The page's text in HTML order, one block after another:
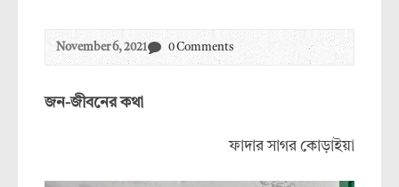
November 6, 2021 0 Comments
জন-জীবনের কথা
ফাদার সাগর কোড়াইয়া